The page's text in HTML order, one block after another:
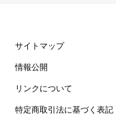
サイトマップ
情報公開
リンクについて
特定商取引法に基づく表記